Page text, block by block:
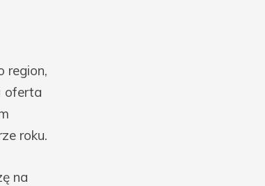
region,
oferta
roku.
na